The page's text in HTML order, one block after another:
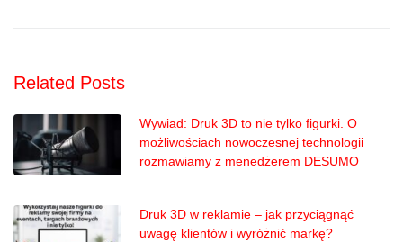
Related Posts
Wywiad: Druk 3D to nie tylko figurki. O
możliwościach nowoczesnej technologii
rozmawiamy z menedżerem DESUMO
Druk 3D w reklamie – jak przyciągnąć
uwagę klientów i wyróżnić markę?